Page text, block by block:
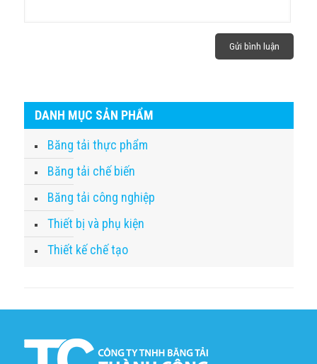
DANH MỤC SẢN PHẨM
Băng tải thực phẩm
Băng tải chế biến
Băng tải công nghiệp
Thiết bị và phụ kiện
Thiết kế chế tạo